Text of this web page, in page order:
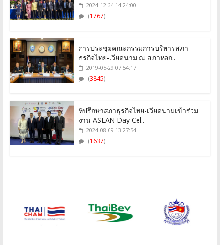
2024-12-24 14:24:00
(1767)
การประชุมคณะกรรมการบริหารสภา
ธุรกิจไทย-เวียดนาม ณ สภาหอก..
2019-05-29 07:54:17
(3845)
ที่ปรึกษาสภาธุรกิจไทย-เวียดนามเข้าร่วม
งาน ASEAN Day Cel..
2024-08-09 13:27:54
(1637)